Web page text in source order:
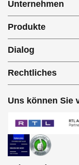
Unternehmen
Produkte
Dialog
Rechtliches
Uns können Sie